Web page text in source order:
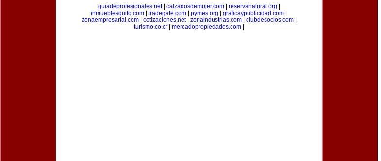
guiadeprofesionales.net| calzadosdemujer.com| reservanatural.org
inmueblesquito.com
tradegate.com pymes.org graficaypublicidad.com
zonaempresarial.com| cotizaciones.net| zonaindustrias.com| clubdesocios.com|
turismo.co.cr| mercadopropiedades.com|